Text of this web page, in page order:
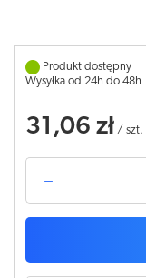
Produkt dostępny
Wysyłka od 24h do 48h
31,06 zł / szt.